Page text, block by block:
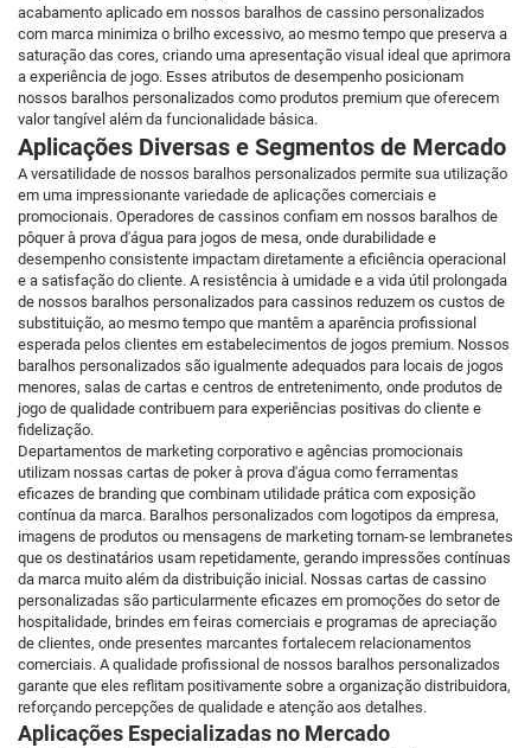
acabamento aplicado em nossos baralhos de cassino personalizados
com marca minimiza o brilho excessivo, ao mesmo tempo que preserva a
saturação das cores, criando uma apresentação visual ideal que aprimora
a experiência de jogo. Esses atributos de desempenho posicionam
nossos baralhos personalizados como produtos premium que oferecem
valor tangível além da funcionalidade básica.
Aplicações Diversas e Segmentos de Mercado
A versatilidade de nossos baralhos personalizados permite sua utilização
em uma impressionante variedade de aplicações comerciais e
promocionais. Operadores de cassinos confiam em nossos baralhos de
pôquer à prova d'água para jogos de mesa, onde durabilidade e
desempenho consistente impactam diretamente a eficiência operacional
e a satisfação do cliente. A resistência à umidade e a vida útil prolongada
de nossos baralhos personalizados para cassinos reduzem os custos de
substituição, ao mesmo tempo que mantêm a aparência profissional
esperada pelos clientes em estabelecimentos de jogos premium. Nossos
baralhos personalizados são igualmente adequados para locais de jogos
menores, salas de cartas e centros de entretenimento, onde produtos de
jogo de qualidade contribuem para experiências positivas do cliente e
fidelização.
Departamentos de marketing corporativo e agências promocionais
utilizam nossas cartas de poker à prova d'água como ferramentas
eficazes de branding que combinam utilidade prática com exposição
contínua da marca. Baralhos personalizados com logotipos da empresa,
imagens de produtos ou mensagens de marketing tornam-se lembranetes
que os destinatários usam repetidamente, gerando impressões contínuas
da marca muito além da distribuição inicial. Nossas cartas de cassino
personalizadas são particularmente eficazes em promoções do setor de
hospitalidade, brindes em feiras comerciais e programas de apreciação
de clientes, onde presentes marcantes fortalecem relacionamentos
comerciais. A qualidade profissional de nossos baralhos personalizados
garante que eles reflitam positivamente sobre a organização distribuidora,
reforçando percepções de qualidade e atenção aos detalhes.
Aplicações Especializadas no Mercado